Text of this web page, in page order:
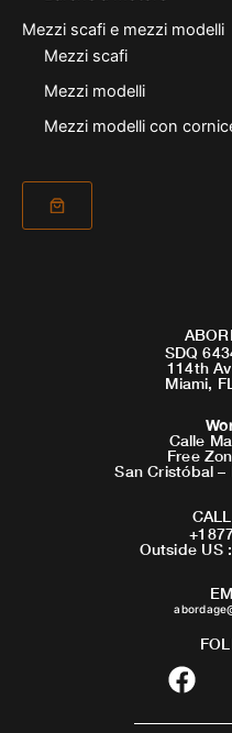
Mezzi scafi e mezzi modelli
Mezzi scafi
Mezzi modelli
Mezzi modelli con
SDQ
114th
Miami,
Calle
Free
San Cristóbal
Outside US
F
a
c